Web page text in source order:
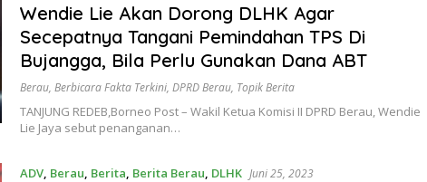
Wendie Lie Akan Dorong DLHK Agar
Secepatnya Tangani Pemindahan TPS Di
Bujangga, Bila Perlu Gunakan Dana ABT
Berau, Berbicara Fakta Terkini, DPRD Berau, Topik Berita
TANJUNG REDEB,Borneo Post – Wakil Ketua Komisi II DPRD Berau, Wendie
Lie Jaya sebut penanganan…
ADV, Berau, Berita, Berita Berau, DLHK Juni 25, 2023